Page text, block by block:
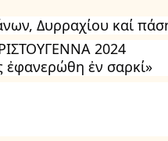
Δυρραχίου καί
2024
ἐφανερώθη ἐν σαρκί»